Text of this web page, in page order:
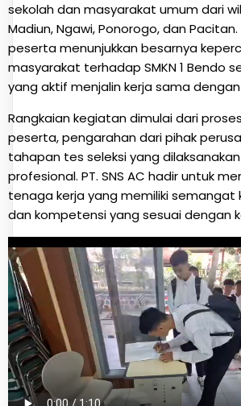
sekolah dan masyarakat umum dari
Madiun, Ngawi, Ponorogo, dan
peserta menunjukkan besarnya
masyarakat terhadap SMKN 1 Bendo
yang aktif menjalin kerja sama
Rangkaian kegiatan dimulai dari
peserta, pengarahan dari pihak
tahapan tes seleksi yang
profesional. PT. SNS AC hadir untuk
tenaga kerja yang memiliki semangat
dan kompetensi yang sesuai dengan